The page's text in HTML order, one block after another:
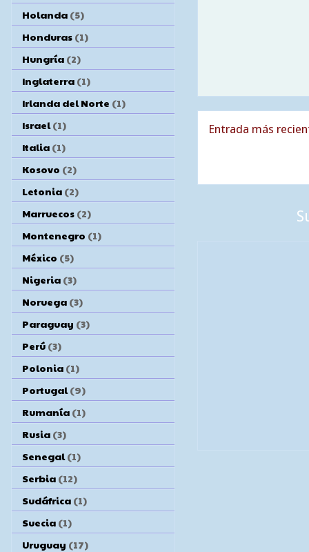
Entrada más
Holanda (5)
Honduras (1)
Hungría (2)
Inglaterra (1)
Irlanda del Norte (1)
Israel (1)
Italia (1)
Kosovo (2)
Letonia (2)
Marruecos (2)
Montenegro (1)
México (5)
Nigeria (3)
Noruega (3)
Paraguay (3)
Perú (3)
Polonia (1)
Portugal (9)
Rumanía (1)
Rusia (3)
Senegal (1)
Serbia (12)
Sudáfrica (1)
Suecia (1)
Uruguay (17)